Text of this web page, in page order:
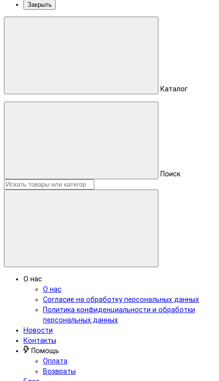
Закрыть
Каталог
Поиск
О нас
О нас
Согласие на обработку персональных данных
Политика конфиденциальности и обработки
персональных данных
Новости
Контакты
Помощь
Оплата
Возвраты